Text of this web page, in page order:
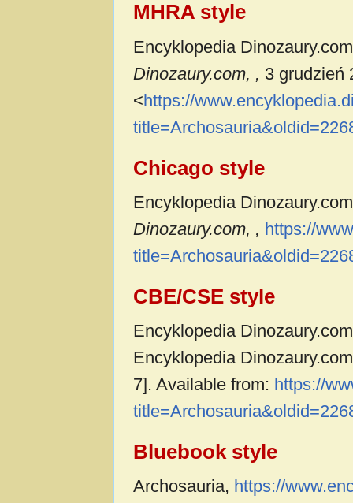
MHRA style
Encyklopedia
Dinozaury.com, , 3 grudzień
<https://
Chicago style
Encyklopedia
Dinozaury.com, , https://
CBE/CSE style
Encyklopedia
Encyklopedia
7]. Available from: https://
Bluebook style
Archosauria, https://